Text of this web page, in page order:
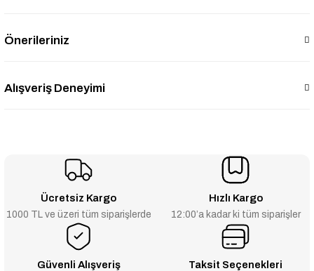
Önerileriniz
Alışveriş Deneyimi
Ücretsiz Kargo
1000 TL ve üzeri tüm siparişlerde
Hızlı Kargo
12:00’a kadar ki tüm siparişler
Güvenli Alışveriş Taksit Seçenekleri